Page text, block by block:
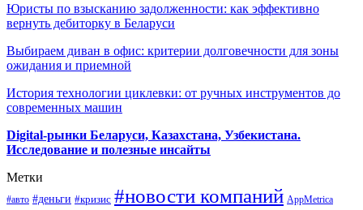
Юристы по взысканию задолженности: как эффективно
вернуть дебиторку в Беларуси
Выбираем диван в офис: критерии долговечности для зоны
ожидания и приемной
История технологии циклевки: от ручных инструментов до
современных машин
Digital-рынки Беларуси, Казахстана, Узбекистана.
Исследование и полезные инсайты
Метки
#авто #деньги #кризис #новости компаний AppMetrica